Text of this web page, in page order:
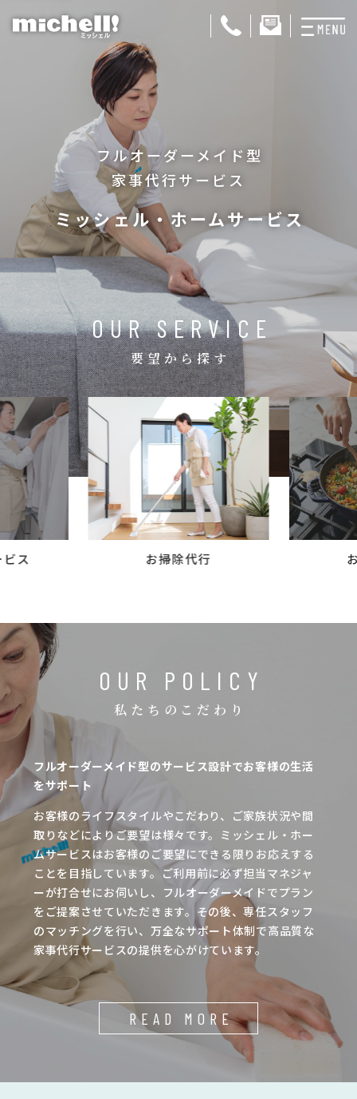
お料理代行
おためしサービス
サービス一覧
ご契約者さま限定サ
会社紹介
コラム
ご案内
お知らせ
家事スタッフ募集
働く仲間インタビュー
フルオーダーメイド型
家事代行サービス
ミッシェル・ホームサービス
OUR SERVICE
要望から探す
ス お掃除代行
OUR POLICY
私たちのこだわり
フルオーダーメイド型のサービス設計でお客様の生活
をサポート
お客様のライフスタイルやこだわり、ご家族状況や間
取りなどによりご要望は様々です。ミッシェル・ホー
ムサービスはお客様のご要望にできる限りお応えする
ことを目指しています。ご利用前に必ず担当マネジャ
ーが打合せにお伺いし、フルオーダーメイドでプラン
をご提案させていただきます。その後、専任スタッフ
のマッチングを行い、万全なサポート体制で高品質な
家事代行サービスの提供を心がけています。
READ MORE